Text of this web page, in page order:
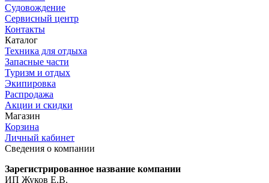
Судовождение
Сервисный центр
Контакты
Каталог
Техника для отдыха
Запасные части
Туризм и отдых
Экипировка
Распродажа
Акции и скидки
Магазин
Корзина
Личный кабинет
Сведения о компании
Зарегистрированное название компании
ИП Жуков Е.В.